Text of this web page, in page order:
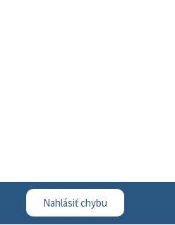
Nahlásiť chybu